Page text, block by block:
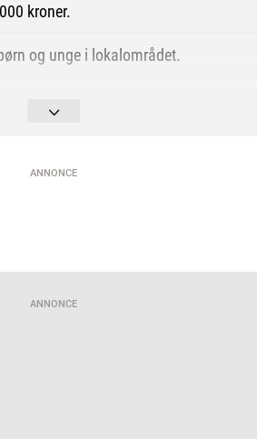
kroner.
og unge i lokalområdet.
bag donationerne.
ANNONCE
ANNONCE